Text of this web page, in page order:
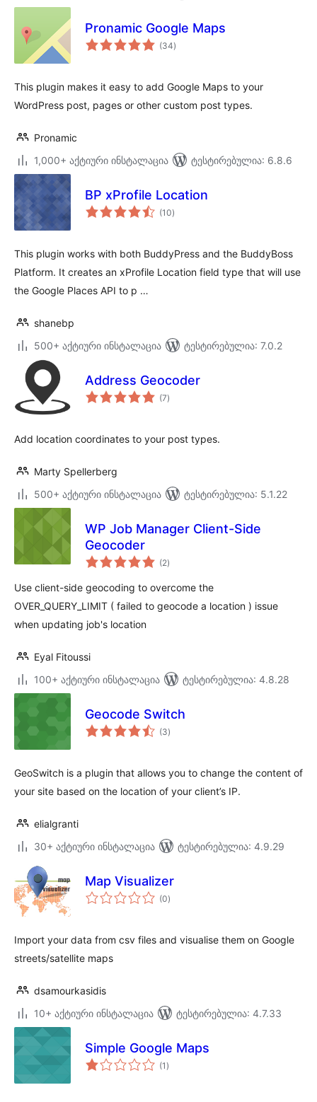
Pronamic Google Maps
(34საერთო
რეიტინგი
)
This plugin makes it easy to add Google Maps to your
WordPress post, pages or other custom post types.
Pronamic
1,000+ აქტიური ინსტალაცია
ტესტირებულია: 6.8.6
BP xProfile Location
(10საერთო
რეიტინგი
)
This plugin works with both BuddyPress and the BuddyBoss
Platform. It creates an xProfile Location field type that will use
the Google Places API to p …
shanebp
500+ აქტიური ინსტალაცია
ტესტირებულია: 7.0.2
Address Geocoder
(7საერთო
რეიტინგი
)
Add location coordinates to your post types.
Marty Spellerberg
500+ აქტიური ინსტალაცია
ტესტირებულია: 5.1.22
WP Job Manager Client-Side
Geocoder
(2საერთო
რეიტინგი
)
Use client-side geocoding to overcome the
OVER_QUERY_LIMIT ( failed to geocode a location ) issue
when updating job's location
Eyal Fitoussi
100+ აქტიური ინსტალაცია
ტესტირებულია: 4.8.28
Geocode Switch
(3საერთო
რეიტინგი
)
GeoSwitch is a plugin that allows you to change the content of
your site based on the location of your client’s IP.
elialgranti
30+ აქტიური ინსტალაცია
ტესტირებულია: 4.9.29
Map Visualizer
(0საერთო
რეიტინგი
)
Import your data from csv files and visualise them on Google
streets/satellite maps
dsamourkasidis
10+ აქტიური ინსტალაცია
ტესტირებულია: 4.7.33
Simple Google Maps
(1 საერთო
რეიტინგი
)